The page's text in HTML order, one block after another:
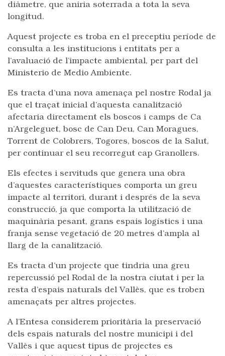
diàmetre, que aniria soterrada a tota la seva
longitud.
Aquest projecte es troba en el preceptiu període de
consulta a les institucions i entitats per a
l’avaluació de l’impacte ambiental, per part del
Ministerio de Medio Ambiente.
Es tracta d’una nova amenaça pel nostre Rodal ja
que el traçat inicial d’aquesta canalització
afectaria directament els boscos i camps de Ca
n’Argeleguet, bosc de Can Deu, Can Moragues,
Torrent de Colobrers, Togores, boscos de la Salut,
per continuar el seu recorregut cap Granollers.
Els efectes i servituds que genera una obra
d’aquestes característiques comporta un greu
impacte al territori, durant i després de la seva
construcció, ja que comporta la utilització de
maquinària pesant, grans espais logístics i una
franja sense vegetació de 20 metres d’ampla al
llarg de la canalització.
Es tracta d’un projecte que tindria una greu
repercussió pel Rodal de la nostra ciutat i per la
resta d’espais naturals del Vallès, que es troben
amenaçats per altres projectes.
A l’Entesa considerem prioritària la preservació
dels espais naturals del nostre municipi i del
Vallès i que aquest tipus de projectes es